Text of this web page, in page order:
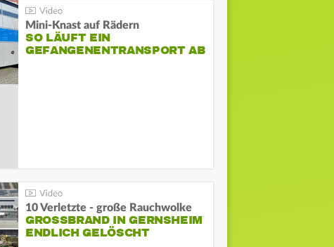
Mini-Knast auf Rädern
SO LÄUFT EIN
GEFANGENENTRANSPORT AB
10 Verletzte - große Rauchwolke
GROSSBRAND IN GERNSHEIM E
NDLICH GELÖSCHT